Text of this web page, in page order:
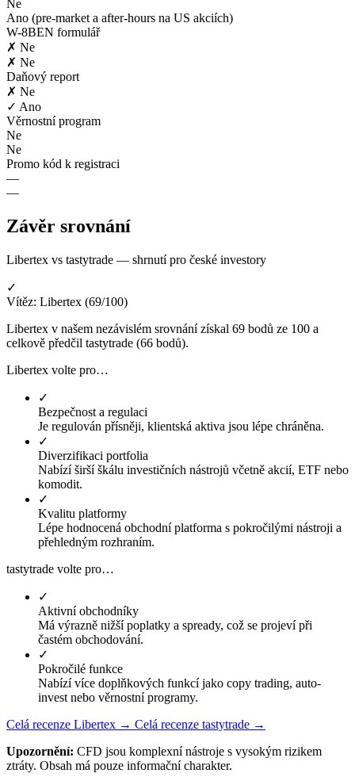
Ne
Ano (pre-market a after-hours na US akciích)
W-8BEN formulář
✗ Ne
✗ Ne
Daňový report
✗ Ne
✓ Ano
Věrnostní program
Ne
Ne
Promo kód k registraci
—
—
Závěr srovnání
Libertex vs tastytrade — shrnutí pro české investory
✓
Vítěz: Libertex (69/100)
Libertex v našem nezávislém srovnání získal 69 bodů ze 100 a
celkově předčil tastytrade (66 bodů).
Libertex volte pro…
✓
Bezpečnost a regulaci
Je regulován přísněji, klientská aktiva jsou lépe chráněna.
✓
Diverzifikaci portfolia
Nabízí širší škálu investičních nástrojů včetně akcií, ETF nebo
komodit.
✓
Kvalitu platformy
Lépe hodnocená obchodní platforma s pokročilými nástroji a
přehledným rozhraním.
tastytrade volte pro…
✓
Aktivní obchodníky
Má výrazně nižší poplatky a spready, což se projeví při
častém obchodování.
✓
Pokročilé funkce
Nabízí více doplňkových funkcí jako copy trading, auto-
invest nebo věrnostní programy.
Celá recenze Libertex → Celá recenze tastytrade →
Upozornění: CFD jsou komplexní nástroje s vysokým rizikem
ztráty. Obsah má pouze informační charakter.